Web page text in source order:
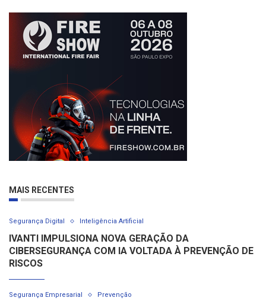
MAIS RECENTES
Segurança Digital Inteligência Artificial
IVANTI IMPULSIONA NOVA GERAÇÃO DA
CIBERSEGURANÇA COM IA VOLTADA À PREVENÇÃO DE
RISCOS
Segurança Empresarial Prevenção